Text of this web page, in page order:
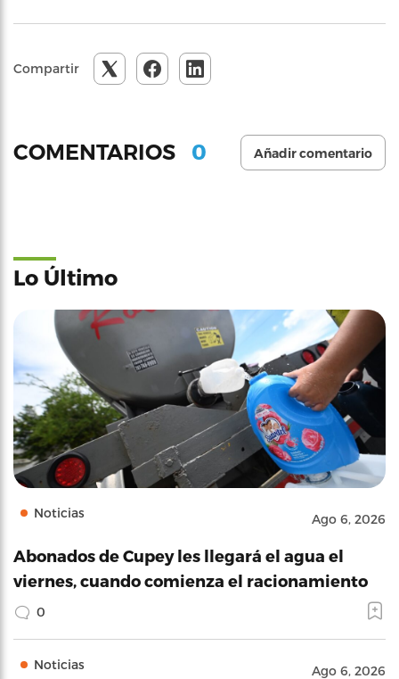
Compartir
COMENTARIOS 0 Añadir comentario
Lo Último
Noticias Ago 6, 2026
Abonados de Cupey les llegará el agua el
viernes, cuando comienza el racionamiento
0
Noticias Ago 6, 2026